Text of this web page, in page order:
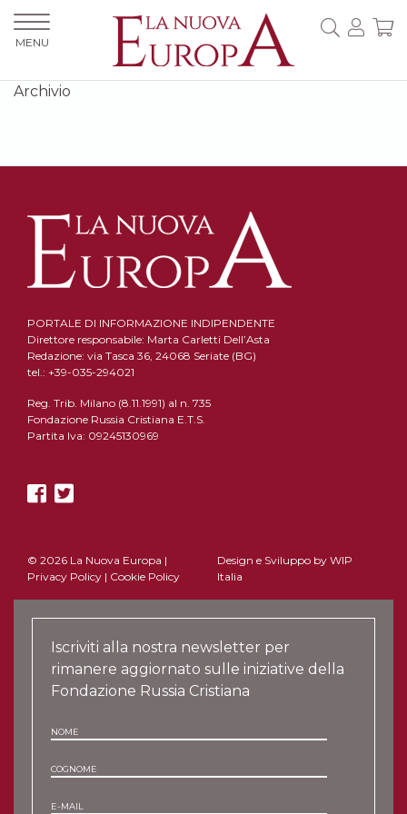
Archivio
PORTALE DI INFORMAZIONE INDIPENDENTE
Direttore responsabile: Marta Carletti Dell’Asta
Redazione: via Tasca 36, 24068 Seriate (BG)
tel.: +39-035-294021
Reg. Trib. Milano (8.11.1991) al n. 735
Fondazione Russia Cristiana E.T.S.
Partita Iva: 09245130969
© 2026 La Nuova Europa |
Privacy Policy | Cookie Policy
Design e Sviluppo by WIP
Italia
Iscriviti alla nostra newsletter per
rimanere aggiornato sulle iniziative della
Fondazione Russia Cristiana
NOME
COGNOME
E-MAIL
MENU